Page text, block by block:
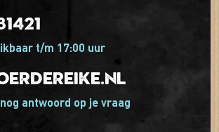
t/m 17:00 uur
antwoord op je vraag